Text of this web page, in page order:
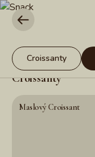
Croissanty
Croissanty
Maslový Croissant